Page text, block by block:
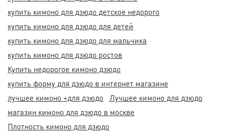
купить кимоно для дзюдо детское недорого
купить кимоно для дзюдо для детей
купить кимоно для дзюдо для мальчика
купить кимоно для дзюдо ростов
Купить недорогое кимоно дзюдо
купить форму для дзюдо в интернет магазине
лучшее кимоно +для дзюдо
Лучшее кимоно для дзюдо
магазин кимоно для дзюдо в москве
Плотность кимоно для дзюдо